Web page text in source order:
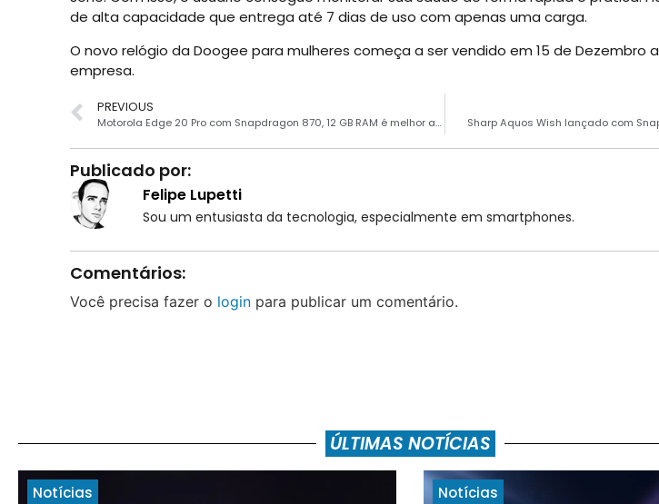
de alta capacidade que entrega até 7 dias de uso com apenas uma carga.
O novo relógio da Doogee para mulheres começa a ser vendido em 15 de Dezembro
empresa.
PREVIOUS
Motorola Edge 20 Pro com Snapdragon 870, 12 GB RAM é melhor até R$ 3 mil Sharp Aquos Wish lançado com
Publicado por:
Felipe Lupetti
Sou um entusiasta da tecnologia, especialmente em smartphones.
Comentários:
Você precisa fazer o loginpara publicar um comentário.
ÚLTIMAS NOTÍCIAS
Notícias Notícias